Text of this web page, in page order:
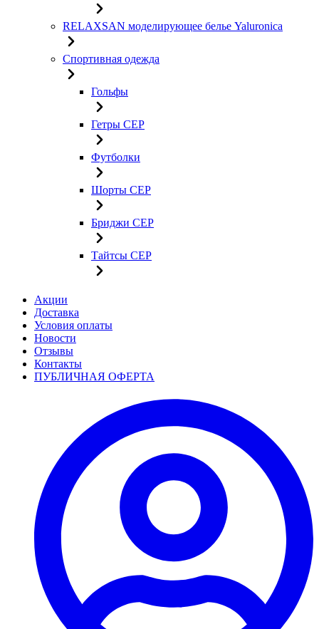
RELAXSAN моделирующее белье Yaluroniсa
Спортивная одежда
Гольфы
Гетры CEP
Футболки
Шорты CEP
Бриджи CEP
Тайтсы CEP
Акции
Доставка
Условия оплаты
Новости
Отзывы
Контакты
ПУБЛИЧНАЯ ОФЕРТА